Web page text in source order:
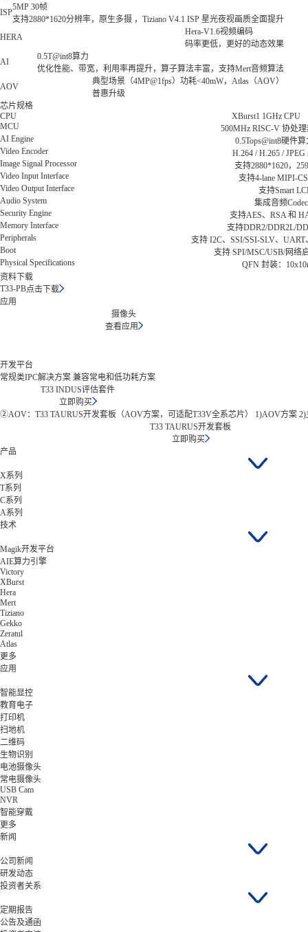
ISP
5MP 30帧
支持2880*1620分辨率，原生多摄 ，Tiziano V4.1 ISP 星光夜视画质全面提升
HERA
Hera-V1.6视频编码
码率更低，更好的动态效果
AI
0.5T@int8算力
优化性能、带宽，利用率再提升，算子算法丰富，支持Mert音频算法
AOV
典型场景（4MP@1fps）功耗<40mW，Atlas（AOV）
普惠升级
芯片规格
CPU
XBurst1 1GHz CPU
MCU
500MHz RISC-V 协处理
AI Engine
0.5Tops@int8硬件算
Video Encoder
H.264 / H.265 /
Image Signal Processor
支持2880*1620，
Video Input Interface
支持4-lane MIPI-
Video Output Interface
支持Smart
Audio System
集成音频Codec
Security Engine
支持AES、RSA 和
Memory Interface
支持DDR2/DDR2L/
Peripherals
支持 I2C、SSI/SSI-SLV、
Boot
支持 SPI/MSC/USB/网络
Physical Specifications
QFN 封装：
资料下载
T33-PB点击下载
应用
摄像头
查看应用
开发平台
常规类IPC解决方案 兼容常电和低功耗方案
T33 INDUS评估套件
立即购买
②AOV：T33 TAURUS开发套板（AOV方案，可适配T33V全系芯片） 1)AOV方案
T33 TAURUS开发套板
立即购买
产品
X系列
T系列
C系列
A系列
技术
Magik开发平台
AIE算力引擎
Victory
XBurst
Hera
Mert
Tiziano
Gekko
Zeratul
Atlas
更多
应用
智能显控
教育电子
打印机
扫地机
二维码
生物识别
电池摄像头
常电摄像头
USB Cam
NVR
智能穿戴
更多
新闻
公司新闻
研发动态
投资者关系
定期报告
公告及通函